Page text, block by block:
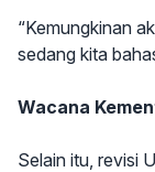
“Kemungkinan
sedang kita
Wacana
Selain itu, revisi